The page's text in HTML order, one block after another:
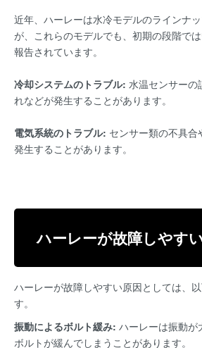
近年、ハーレーは水冷モデルのラインナ
が、これらのモデルでも、初期の段階で
報告されています。
冷却システムのトラブル: 水温センサーの
れなどが発生することがあります。
電気系統のトラブル: センサー類の不具
発生することがあります。
ハーレーが故障しやす
ハーレーが故障しやすい原因としては、
す。
振動によるボルト緩み: ハーレーは振動が
ボルトが緩んでしまうことがあります。